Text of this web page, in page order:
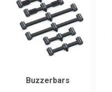
Buzzerbars